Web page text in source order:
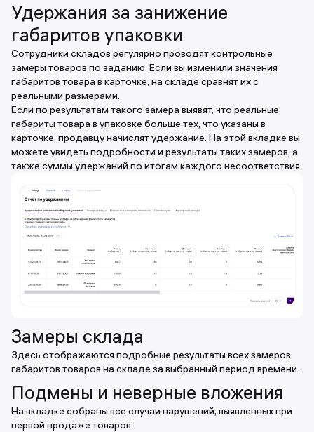
Удержания за занижение
габаритов упаковки
Сотрудники складов регулярно проводят контрольные
замеры товаров по заданию. Если вы изменили значения
габаритов товара в карточке, на складе сравнят их с
реальными размерами.
Если по результатам такого замера выявят, что реальные
габариты товара в упаковке больше тех, что указаны в
карточке, продавцу начислят удержание. На этой вкладке вы
можете увидеть подробности и результаты таких замеров, а
также суммы удержаний по итогам каждого несоответствия.
Замеры склада
Здесь отображаются подробные результаты всех замеров
габаритов товаров на складе за выбранный период времени.
Подмены и неверные вложения
На вкладке собраны все случаи нарушений, выявленных при
первой продаже товаров: